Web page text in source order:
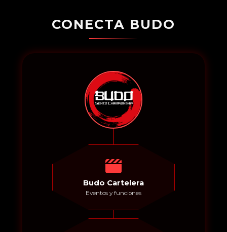
CONECTA BUDO
Budo Cartelera
Eventos y funciones